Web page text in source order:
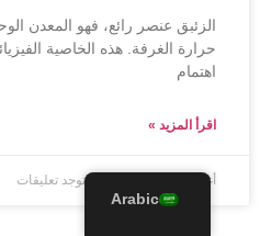
الزئبق عنصر رائع، فهو المعدن
حرارة الغرفة. هذه الخاصية
اهتمام
اقرأ المزيد »
أغسطس 8, 2025 لا توجد تعليقات
Arabic